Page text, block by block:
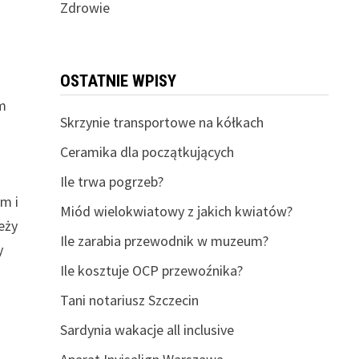
i
Zdrowie
OSTATNIE WPISY
Skrzynie transportowe na kółkach
Ceramika dla początkujących
Ile trwa pogrzeb?
Miód wielokwiatowy z jakich kwiatów?
Ile zarabia przewodnik w muzeum?
Ile kosztuje OCP przewoźnika?
Tani notariusz Szczecin
Sardynia wakacje all inclusive